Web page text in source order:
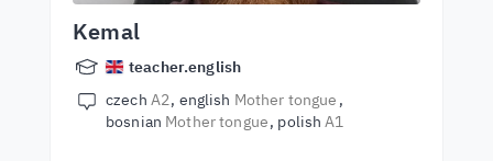
Kemal
teacher.english
czech A2 english Mother tongue
bosnian Mother tongue polishA1